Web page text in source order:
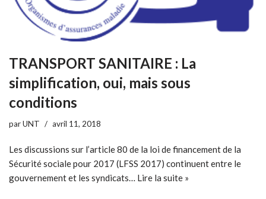
TRANSPORT SANITAIRE : La
simplification, oui, mais sous
conditions
parUNT avril 11, 2018
Les discussions sur l’article 80 de la loi de financement de la
Sécurité sociale pour 2017 (LFSS 2017) continuent entre le
gouvernement et les syndicats… Lire la suite »